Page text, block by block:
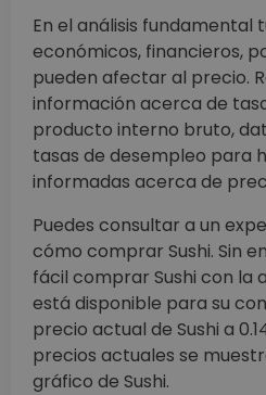
En el análisis fundamental
económicos, financieros,
pueden afectar al precio.
información acerca de
producto interno bruto,
tasas de desempleo para
informadas acerca de
Puedes consultar a un
cómo comprar Sushi. Sin
fácil comprar Sushi con la
está disponible para su
precio actual de Sushi a
precios actuales se
gráfico de Sushi.